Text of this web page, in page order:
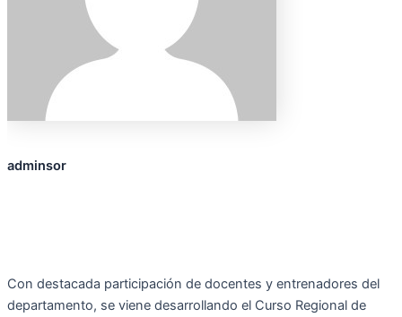
adminsor
Con destacada participación de docentes y entrenadores del
departamento, se viene desarrollando el Curso Regional de